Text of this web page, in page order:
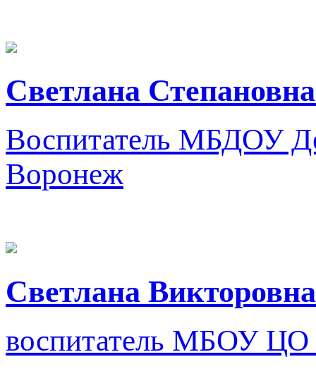
Светлана
Воспитатель МБДОУ
Воронеж
Светлана
воспитатель МБОУ